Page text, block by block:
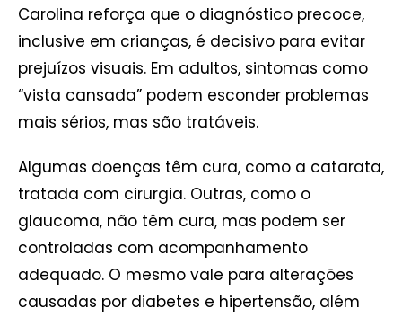
Carolina reforça que o diagnóstico precoce,
inclusive em crianças, é decisivo para evitar
prejuízos visuais. Em adultos, sintomas como
“vista cansada” podem esconder problemas
mais sérios, mas são tratáveis.
Algumas doenças têm cura, como a catarata,
tratada com cirurgia. Outras, como o
glaucoma, não têm cura, mas podem ser
controladas com acompanhamento
adequado. O mesmo vale para alterações
causadas por diabetes e hipertensão, além